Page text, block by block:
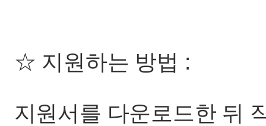
☆ 지원하는 방법 :
지원서를 다운로드한 뒤